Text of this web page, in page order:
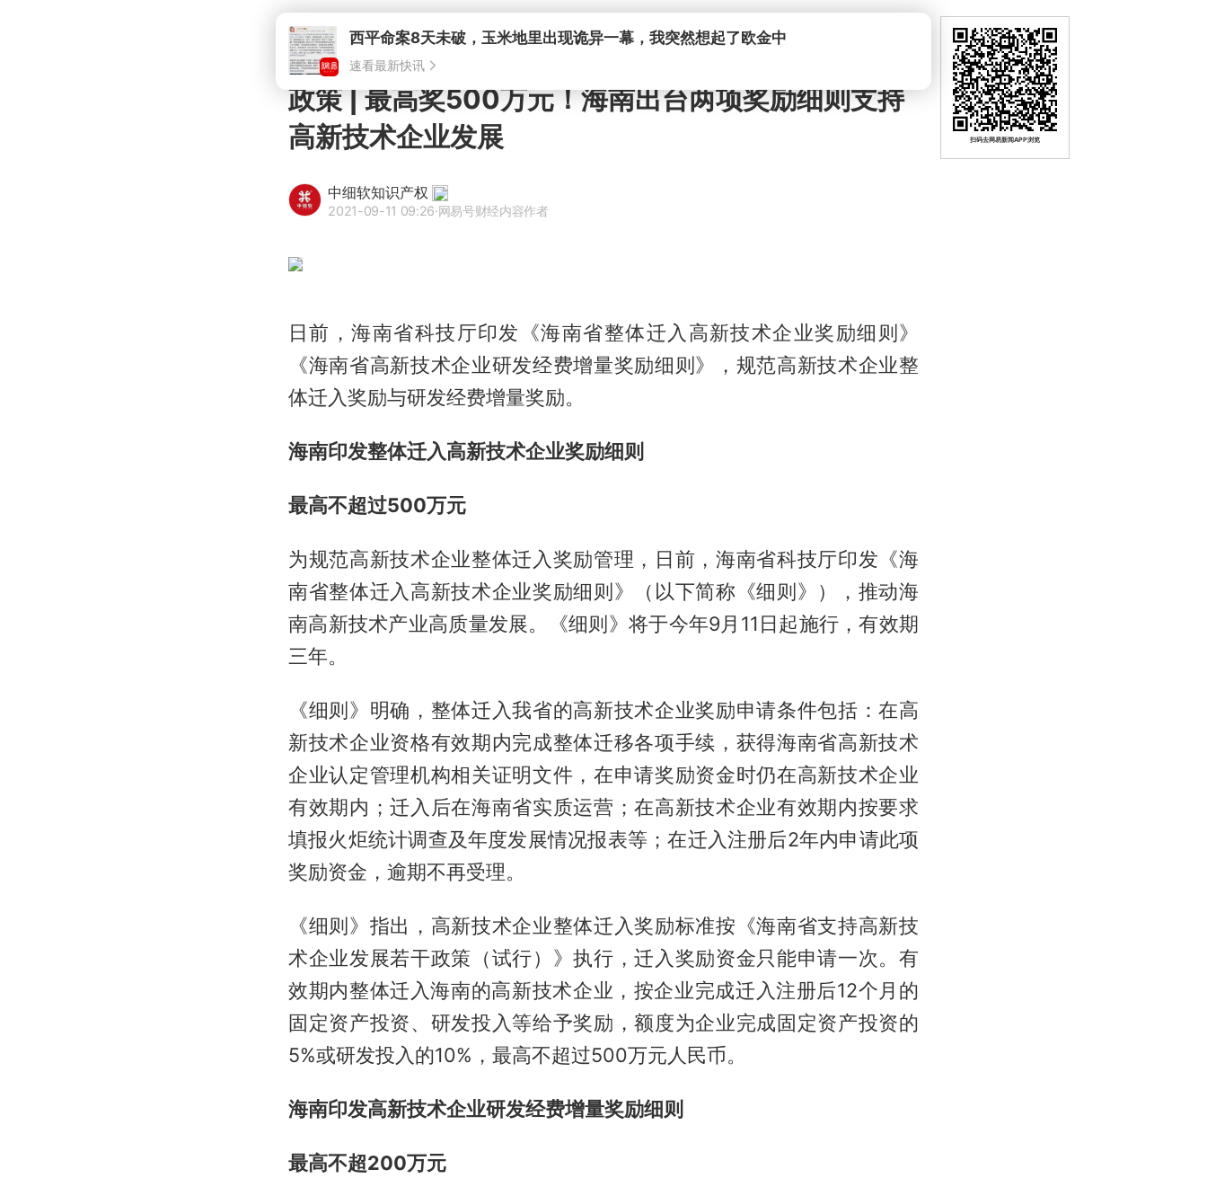
政策 | 最高奖500万元！海南出台两项奖励细则支持
高新技术企业发展
中细软知识产权
2021-09-11 09:26·网易号财经内容作者
日前，海南省科技厅印发《海南省整体迁入高新技术企业奖励细则》
《海南省高新技术企业研发经费增量奖励细则》，规范高新技术企业整
体迁入奖励与研发经费增量奖励。
海南印发整体迁入高新技术企业奖励细则
最高不超过500万元
为规范高新技术企业整体迁入奖励管理，日前，海南省科技厅印发《海
南省整体迁入高新技术企业奖励细则》（以下简称《细则》），推动海
南高新技术产业高质量发展。《细则》将于今年9月11日起施行，有效期
三年。
《细则》明确，整体迁入我省的高新技术企业奖励申请条件包括：在高
新技术企业资格有效期内完成整体迁移各项手续，获得海南省高新技术
企业认定管理机构相关证明文件，在申请奖励资金时仍在高新技术企业
有效期内；迁入后在海南省实质运营；在高新技术企业有效期内按要求
填报火炬统计调查及年度发展情况报表等；在迁入注册后2年内申请此项
奖励资金，逾期不再受理。
《细则》指出，高新技术企业整体迁入奖励标准按《海南省支持高新技
术企业发展若干政策（试行）》执行，迁入奖励资金只能申请一次。有
效期内整体迁入海南的高新技术企业，按企业完成迁入注册后12个月的
固定资产投资、研发投入等给予奖励，额度为企业完成固定资产投资的
5%或研发投入的10%，最高不超过500万元人民币。
海南印发高新技术企业研发经费增量奖励细则
最高不超200万元
扫码去网易新闻APP浏览